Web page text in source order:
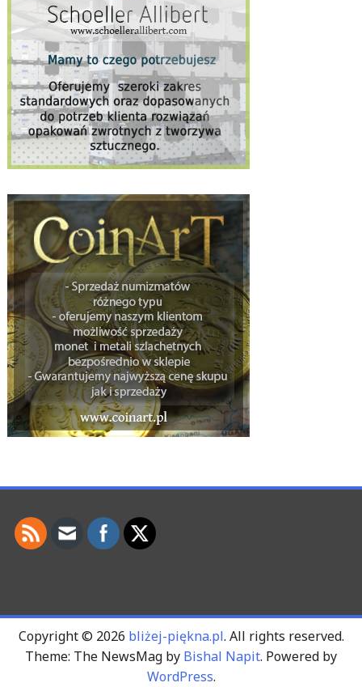
Copyright © 2026 bliżej-piękna.pl. All rights reserved.
Theme: The NewsMag by Bishal Napit. Powered by
WordPress.